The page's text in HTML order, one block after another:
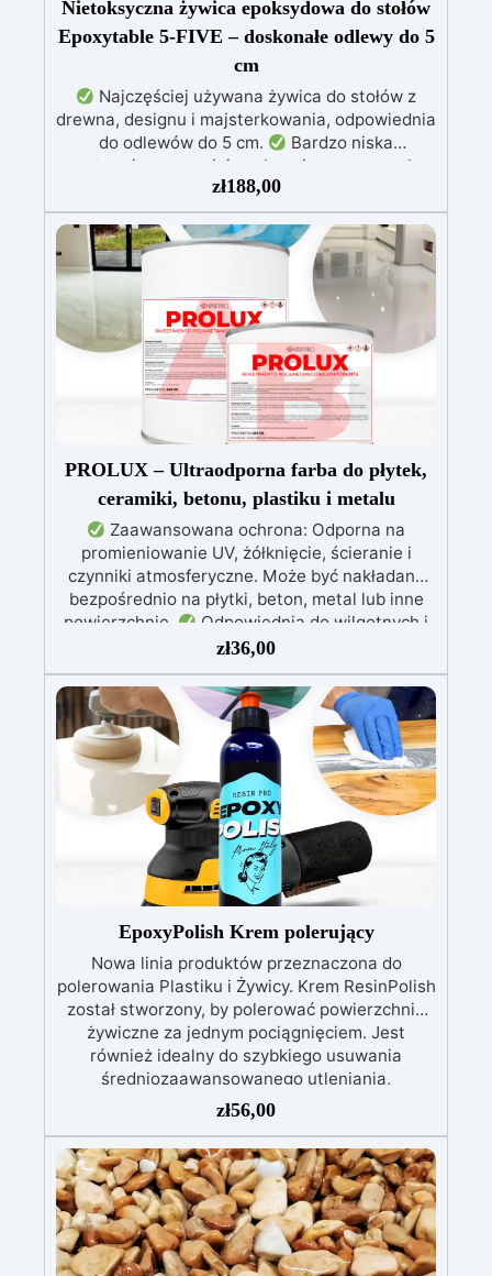
Nietoksyczna żywica epoksydowa do stołów
Epoxytable 5-FIVE – doskonałe odlewy do 5
cm
Najczęściej używana żywica do stołów z
drewna, designu i majsterkowania, odpowiednia
do odlewów do 5 cm.
Bardzo niska
egzotermia zapewniająca bezpieczną pracę bez
Odporna na zarysowania i
żółknięcie dzięki filtrom UV i wysokiej jakości
mechanicznej.
Niska lepkość, eliminująca
pęcherzyki powietrza i zapewniająca gładkie
wykończenie.
Bezpieczna i nietoksyczna,
wolna od BPA/VOC, certyfikowana do
długotrwałego kontaktu ze skórą.
zł188,00
PROLUX – Ultraodporna farba do płytek,
ceramiki, betonu, plastiku i metalu
Zaawansowana ochrona: Odporna na
promieniowanie UV, żółknięcie, ścieranie i
czynniki atmosferyczne. Może być nakładana
bezpośrednio na płytki, beton, metal lub inne
powierzchnie.
Odpowiednia do wilgotnych i
intensywnie użytkowanych miejsc: Specjalna
formuła, idealna do środowisk wymagających
najwyższej trwałości.
Wszechstronne i
personalizowane wykończenie: Dostępna w
kolorystyce RAL lub NCS, z wykończeniem w
połysku. Kryjąca już przy jednej warstwie.
Uniwersalna: Doskonała do podłóg, parkingów,
magazynów oraz do powłok na odpowiednio
przygotowanej stali.
Zgodność i
bezpieczeństwo: Zgodna z Rozporządzeniem
UE nr 305/2011 – Rozporządzeniem UE nr
574/2014 – Oznakowanie CE zgodnie z normą
EN 1504-2 oraz odpowiednią Deklaracją
Właściwości Użytkowych (DoP).
zł36,00
EpoxyPolish Krem polerujący
Nowa linia produktów przeznaczona do
polerowania Plastiku i Żywicy. Krem ResinPolish
został stworzony, by polerować powierzchnie
żywiczne za jednym pociągnięciem. Jest
również idealny do szybkiego usuwania
średniozaawansowanego utleniania,
delikatnych zadrapań, skaz i innych drobnych
defektów na żywicznej powierzchni. Ten krem
usuwa defekty pozostawione przez środki
ścierne o ziarnistości P1500 lub mniejszej i
pozostawia wspaniałe wykończenie
pozbawione niedoskonałości nawet na
ciemniejszych żelkotach, które mogą sprawiać
więcej trudności.
zł56,00